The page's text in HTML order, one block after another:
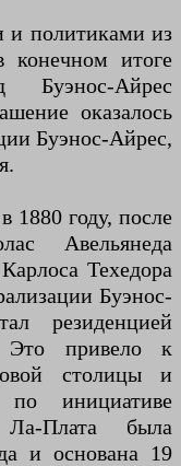
и политиками из
конечном итоге
Буэнос-Айрес
оказалось
Буэнос-Айрес,
1880 году, после
Авельянеда
Техедора
Буэнос-
резиденцией
Это привело к
столицы и
инициативе
Плата была
и основана 19